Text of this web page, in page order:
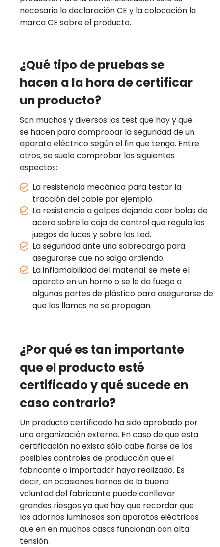
necesaria la declaración CE y la colocación la
marca CE sobre el producto.
¿Qué tipo de pruebas se
hacen a la hora de certificar
un producto?
Son muchos y diversos los test que hay y que
se hacen para comprobar la seguridad de un
aparato eléctrico según el fin que tenga. Entre
otros, se suele comprobar los siguientes
aspectos:
La resistencia mecánica para testar la
tracción del cable por ejemplo.
La resistencia a golpes dejando caer bolas de
acero sobre la caja de control que regula los
juegos de luces y sobre los Led.
La seguridad ante una sobrecarga para
asegurarse que no salga ardiendo.
La inflamabilidad del material: se mete el
aparato en un horno o se le da fuego a
algunas partes de plástico para asegurarse de
que las llamas no se propagan.
¿Por qué es tan importante
que el producto esté
certificado y qué sucede en
caso contrario?
Un producto certificado ha sido aprobado por
una organización externa. En caso de que esta
certificación no exista sólo cabe fiarse de los
posibles controles de producción que el
fabricante o importador haya realizado. Es
decir, en ocasiones fiarnos de la buena
voluntad del fabricante puede conllevar
grandes riesgos ya que hay que recordar que
los adornos luminosos son aparatos eléctricos
que en en muchos casos funcionan con alta
tensión.